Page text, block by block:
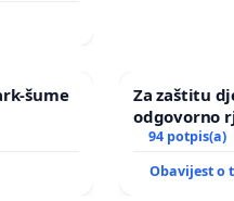
šume
Za zaštitu
odgovorno
nasilja
94 potpis(a)
Obavijest o